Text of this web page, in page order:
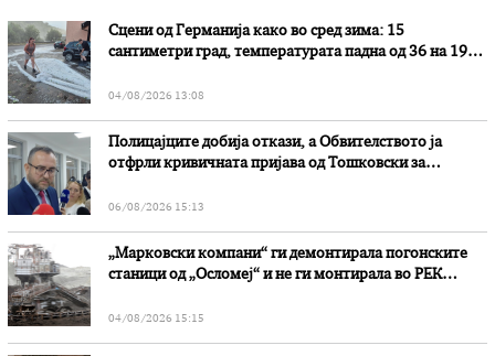
Сцени од Германија како во сред зима: 15
сантиметри град, температурата падна од 36 на 19
04/08/2026 13:08
Полицајците добија откази, а Обвителството ја
отфрли кривичната пријава од Тошковски за
06/08/2026 15:13
„Марковски компани“ ги демонтирала погонските
станици од „Осломеј“ и не ги монтирала во РЕК
04/08/2026 15:15